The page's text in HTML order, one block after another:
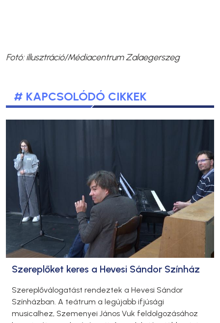
Fotó: illusztráció/Médiacentrum Zalaegerszeg
# KAPCSOLÓDÓ CIKKEK
Szereplőket keres a Hevesi Sándor Színház
Szereplőválogatást rendeztek a Hevesi Sándor
Színházban. A teátrum a legújabb ifjúsági
musicalhez, Szemenyei János Vuk feldolgozásához